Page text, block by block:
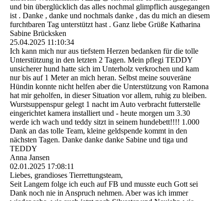
und bin überglücklich das alles nochmal glimpflich ausgegangen
ist . Danke , danke und nochmals danke , das du mich an diesem
furchtbaren Tag unterstützt hast . Ganz liebe Grüße Katharina
Sabine Brücksken
25.04.2025 11:10:34
Ich kann mich nur aus tiefstem Herzen bedanken für die tolle
Unterstützung in den letzten 2 Tagen. Mein pflegi TEDDY
unsicherer hund hatte sich im Unterholz verkrochen und kam
nur bis auf 1 Meter an mich heran. Selbst meine souveräne
Hündin konnte nicht helfen aber die Unterstützung von Ramona
hat mir geholfen, in dieser Situation vor allem, ruhig zu bleiben.
Wurstsuppenspur gelegt 1 nacht im Auto verbracht futterstelle
eingerichtet kamera installiert und - heute morgen um 3.30
werde ich wach und teddy sitzt in seinem hundebett!!!! 1.000
Dank an das tolle Team, kleine geldspende kommt in den
nächsten Tagen. Danke danke danke Sabine und tiga und
TEDDY
Anna Jansen
02.01.2025 17:08:11
Liebes, grandioses Tierrettungsteam,
Seit Langem folge ich euch auf FB und musste euch Gott sei
Dank noch nie in Anspruch nehmen. Aber was ich immer